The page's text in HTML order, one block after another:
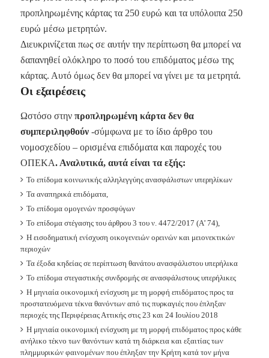
προπληρωμένης κάρτας τα 250 ευρώ και τα υπόλοιπα 250
ευρώ μέσω μετρητών.
Διευκρινίζεται πως σε αυτήν την περίπτωση θα μπορεί να
δαπανηθεί ολόκληρο το ποσό του επιδόματος μέσω της
κάρτας. Αυτό όμως δεν θα μπορεί να γίνει με τα μετρητά.
Οι εξαιρέσεις
Ωστόσο στην προπληρωμένη κάρτα δεν θα
συμπεριληφθούν-σύμφωνα με το ίδιο άρθρο του
νομοσχεδίου – ορισμένα επιδόματα και παροχές του
ΟΠΕΚΑ. Αναλυτικά, αυτά είναι τα εξής:
Το επίδομα κοινωνικής αλληλεγγύης ανασφάλιστων υπερηλίκων
Τα αναπηρικά επιδόματα,
Το επίδομα ομογενών προσφύγων
Το επίδομα στέγασης του άρθρου 3 του ν. 4472/2017 (Α’ 74),
Η εισοδηματική ενίσχυση οικογενειών ορεινών και μειονεκτικών
περιοχών
Τα έξοδα κηδείας σε περίπτωση θανάτου ανασφάλιστου υπερήλικα
Το επίδομα στεγαστικής συνδρομής σε ανασφάλιστους υπερήλικες
Η μηνιαία οικονομική ενίσχυση με τη μορφή επιδόματος προς τα
προστατευόμενα τέκνα θανόντων από τις πυρκαγιές που έπληξαν
περιοχές της Περιφέρειας Αττικής στις 23 και 24 Ιουλίου 2018
Η μηνιαία οικονομική ενίσχυση με τη μορφή επιδόματος προς κάθε
ανήλικο τέκνο των θανόντων κατά τη διάρκεια και εξαιτίας των
πλημμυρικών φαινομένων που έπληξαν την Κρήτη κατά τον μήνα